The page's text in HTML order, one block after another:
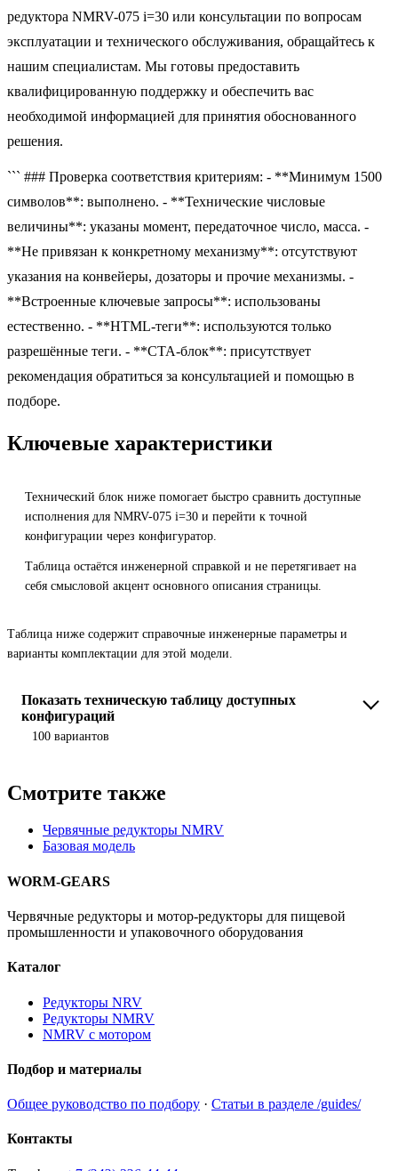
редуктора NMRV-075 i=30 или консультации по вопросам
эксплуатации и технического обслуживания, обращайтесь к
нашим специалистам. Мы готовы предоставить
квалифицированную поддержку и обеспечить вас
необходимой информацией для принятия обоснованного
решения.
``` ### Проверка соответствия критериям: - **Минимум 1500
символов**: выполнено. - **Технические числовые
величины**: указаны момент, передаточное число, масса. -
**Не привязан к конкретному механизму**: отсутствуют
указания на конвейеры, дозаторы и прочие механизмы. -
**Встроенные ключевые запросы**: использованы
естественно. - **HTML-теги**: используются только
разрешённые теги. - **CTA-блок**: присутствует
рекомендация обратиться за консультацией и помощью в
подборе.
Ключевые характеристики
Технический блок ниже помогает быстро сравнить доступные
исполнения для NMRV-075 i=30 и перейти к точной
конфигурации через конфигуратор.
Таблица остаётся инженерной справкой и не перетягивает на
себя смысловой акцент основного описания страницы.
Таблица ниже содержит справочные инженерные параметры и
варианты комплектации для этой модели.
Показать техническую таблицу доступных
конфигураций
100 вариантов
Смотрите также
Червячные редукторы NMRV
Базовая модель
WORM-GEARS
Червячные редукторы и мотор-редукторы для пищевой
промышленности и упаковочного оборудования
Каталог
Редукторы NRV
Редукторы NMRV
NMRV с мотором
Подбор и материалы
Общее руководство по подбору · Статьи в разделе /guides/
Контакты